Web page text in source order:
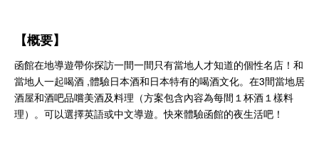
【概要】
函館在地導遊帶你探訪一間一間只有當地人才知道的個性名店！和
當地人一起喝酒 ,體驗日本酒和日本特有的喝酒文化。在3間當地居
酒屋和酒吧品嚐美酒及料理（方案包含內容為每間１杯酒１樣料
理）。可以選擇英語或中文導遊。快來體驗函館的夜生活吧！